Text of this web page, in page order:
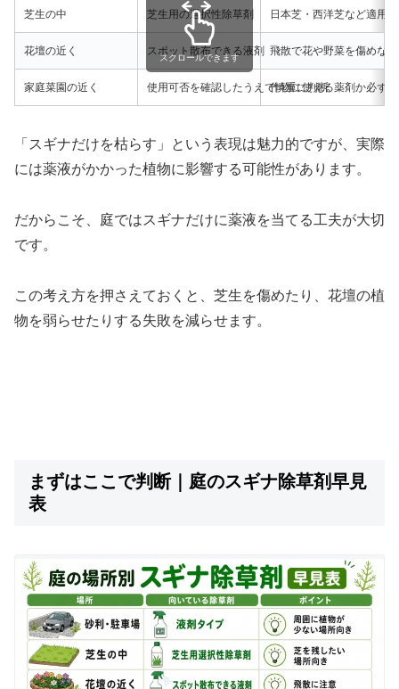
芝生の中 芝生用の選択性除草剤 日本芝・西洋芝など適用
花壇の近く スポット散布できる液剤 飛散で花や野菜を傷めな
家庭菜園の近く 使用可否を確認したうえで慎重に判断作物に使える薬剤か必ず
スクロールできます
「スギナだけを枯らす」という表現は魅力的ですが、実際
には薬液がかかった植物に影響する可能性があります。
だからこそ、庭ではスギナだけに薬液を当てる工夫が大切
です。
この考え方を押さえておくと、芝生を傷めたり、花壇の植
物を弱らせたりする失敗を減らせます。
まずはここで判断｜庭のスギナ除草剤早見
表